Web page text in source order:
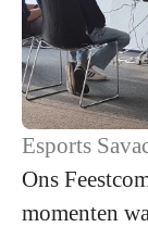
Esports
Ons
momenten